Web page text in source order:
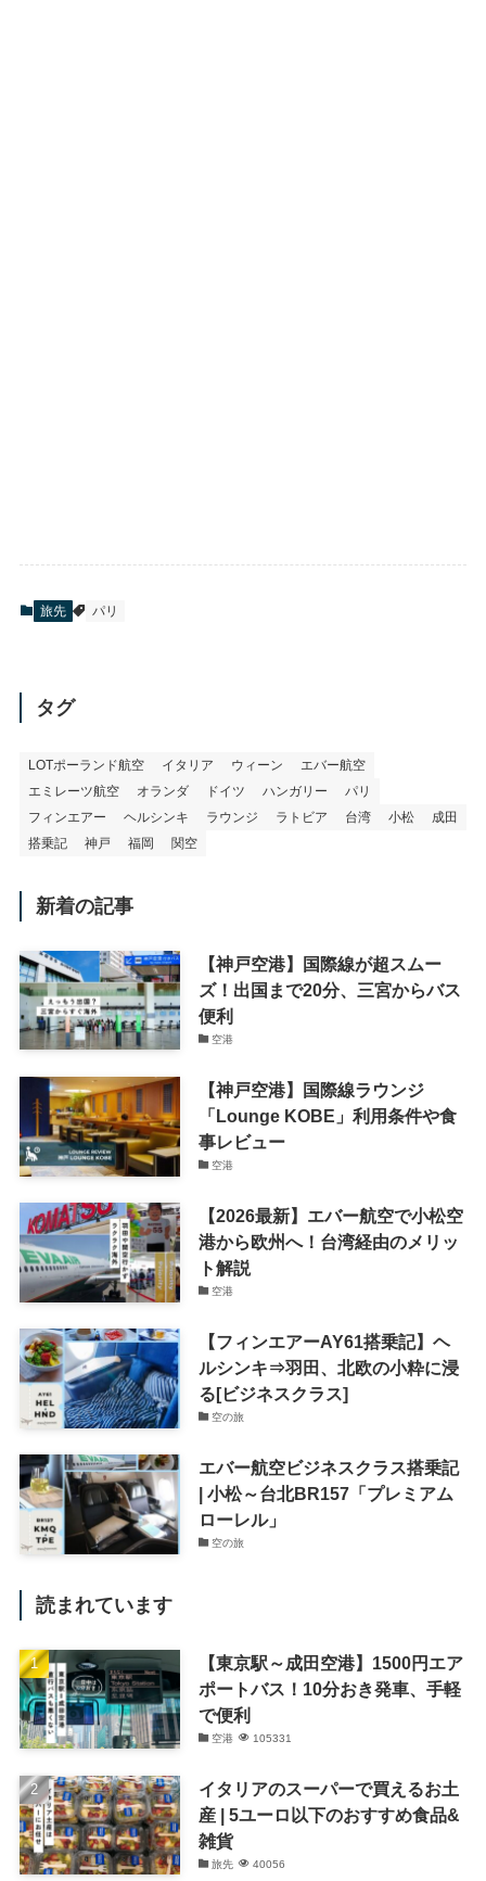
旅先 パリ
タグ
LOTポーランド航空 イタリア ウィーン
エバー航空
エミレーツ航空
オランダ ドイツ ハンガリー
パリ
フィンエアー
ヘルシンキ ラウンジ ラトビア 台湾 小松
成田
搭乗記
神戸 福岡 関空
新着の記事
【神戸空港】国際線が超スムー
ズ！出国まで20分、三宮からバス
便利
空港
【神戸空港】国際線ラウンジ
「Lounge KOBE」利用条件や食
事レビュー
空港
【2026最新】エバー航空で小松空
港から欧州へ！台湾経由のメリッ
ト解説
空港
【フィンエアーAY61搭乗記】ヘ
ルシンキ⇒羽田、北欧の小粋に浸
る[ビジネスクラス]
空の旅
エバー航空ビジネスクラス搭乗記
| 小松～台北BR157「プレミアム
ローレル」
空の旅
読まれています
【東京駅～成田空港】1500円エア
ポートバス！10分おき発車、手軽
で便利
空港 105331
イタリアのスーパーで買えるお土
産 | 5ユーロ以下のおすすめ食品&
雑貨
旅先 40056